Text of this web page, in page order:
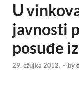
U
javnosti
posuđe
29. ožujka 2012. - by